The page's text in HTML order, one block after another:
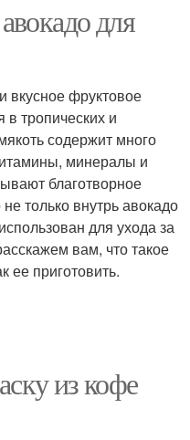
для
вкусное фруктовое
тропических и
содержит много
минералы и
благотворное
только внутрь авокадо
для ухода за
вам, что такое
ее приготовить.
из кофе